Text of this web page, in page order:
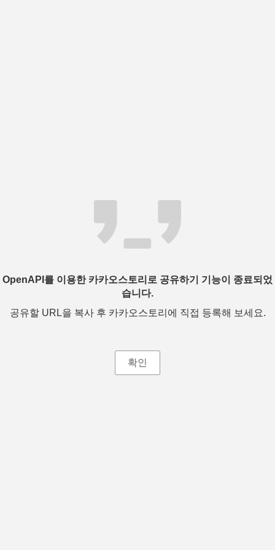
OpenAPI를 이용한 카카오스토리로 공유하기 기능이 종료되었
습니다.
공유할 URL을 복사 후 카카오스토리에 직접 등록해 보세요.
확인